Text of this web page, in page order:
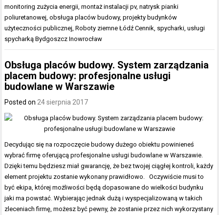
monitoring zużycia energii,montaż instalacji pv,natrysk pianki
poliuretanowej,obsługa placów budowy,projekty budynków
użyteczności publicznej,Roboty ziemne Łódź Cennik, spycharki,usługi
spycharką Bydgoszcz Inowrocław
Obsługa placów budowy. System zarządzania
placem budowy: profesjonalne usługi
budowlane w Warszawie
Posted on 24 sierpnia 2017
Decydując się na rozpoczęcie budowy dużego obiektu powinieneś
wybrać firmę oferującą profesjonalne usługi budowlane w Warszawie.
Dzięki temu będziesz miał gwarancję, że bez twojej ciągłej kontroli, każdy
element projektu zostanie wykonany prawidłowo. Oczywiście musi to
być ekipa, której możliwości będą dopasowane do wielkości budynku
jaki ma powstać. Wybierając jednak dużą i wyspecjalizowaną w takich
zleceniach firmę, możesz być pewny, że zostanie przez nich wykorzystany